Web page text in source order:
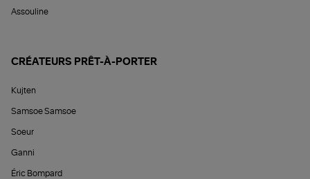
Assouline
CRÉATEURS PRÊT-À-PORTER
Kujten
Samsoe Samsoe
Soeur
Ganni
Éric Bompard